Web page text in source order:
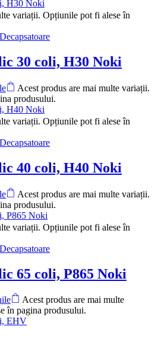
variații. Opțiunile pot fi alese în
30 coli, H30 Noki
Acest produs are mai multe variații.
produsului.
variații. Opțiunile pot fi alese în
40 coli, H40 Noki
Acest produs are mai multe variații.
produsului.
variații. Opțiunile pot fi alese în
65 coli, P865 Noki
Acest produs are mai multe
în pagina produsului.